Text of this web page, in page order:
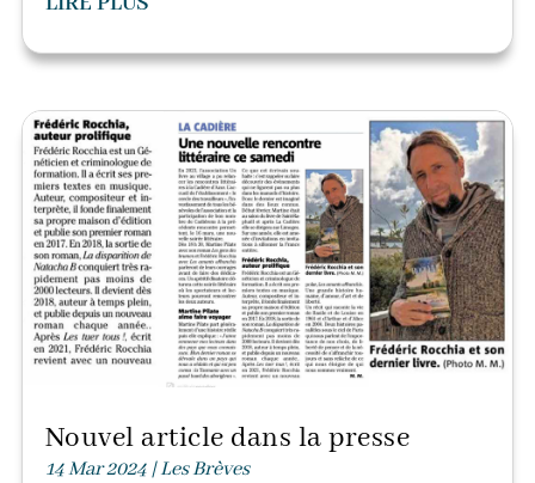
Nouvel article dans la presse
14 Mar 2024|Les Brèves